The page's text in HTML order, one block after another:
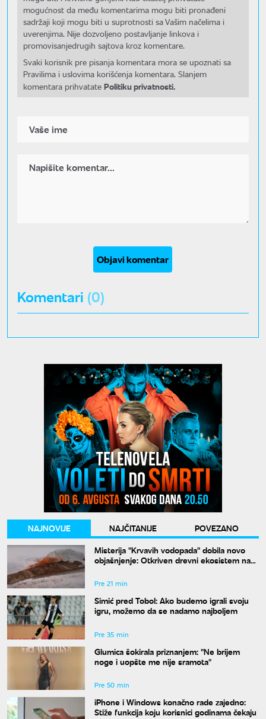
mogućnost da među komentarima mogu biti pronađeni
sadržaji koji mogu biti u suprotnosti sa Vašim načelima i
uverenjima. Nije dozvoljeno postavljanje linkova i
promovisanjedrugih sajtova kroz komentare.
Svaki korisnik pre pisanja komentara mora se upoznati sa
Pravilima i uslovima korišćenja komentara. Slanjem
komentara prihvatate Politiku privatnosti.
Objavi komentar
Komentari (0)
NAJNOVIJE NAJČITANIJE
POVEZANO
Misterija "Krvavih vodopada" dobila novo
objašnjenje: Otkriven drevni ekosistem na
Pre 21 min
Simić pred Tobol: Ako budemo igrali svoju
igru, možemo da se nadamo najboljem
Pre 35 min
Glumica šokirala priznanjem: "Ne brijem
noge i uopšte me nije sramota"
Pre 50 min
iPhone i Windows konačno rade zajedno:
Stiže funkcija koju korisnici godinama čekaju